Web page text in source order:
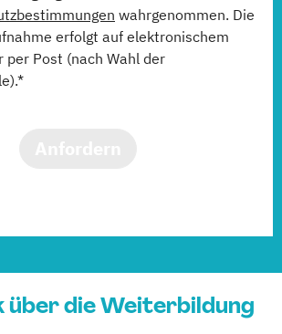
wahrgenommen. Die
erfolgt auf elektronischem
per Post (nach Wahl der
über die Weiterbildung